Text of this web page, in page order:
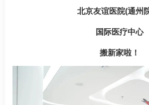
北京友谊医院(通州
国际医疗中心
搬新家啦！